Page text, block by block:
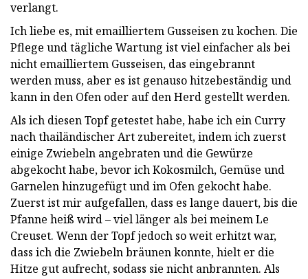
verlangt.
Ich liebe es, mit emailliertem Gusseisen zu kochen. Die
Pflege und tägliche Wartung ist viel einfacher als bei
nicht emailliertem Gusseisen, das eingebrannt
werden muss, aber es ist genauso hitzebeständig und
kann in den Ofen oder auf den Herd gestellt werden.
Als ich diesen Topf getestet habe, habe ich ein Curry
nach thailändischer Art zubereitet, indem ich zuerst
einige Zwiebeln angebraten und die Gewürze
abgekocht habe, bevor ich Kokosmilch, Gemüse und
Garnelen hinzugefügt und im Ofen gekocht habe.
Zuerst ist mir aufgefallen, dass es lange dauert, bis die
Pfanne heiß wird – viel länger als bei meinem Le
Creuset. Wenn der Topf jedoch so weit erhitzt war,
dass ich die Zwiebeln bräunen konnte, hielt er die
Hitze gut aufrecht, sodass sie nicht anbrannten. Als